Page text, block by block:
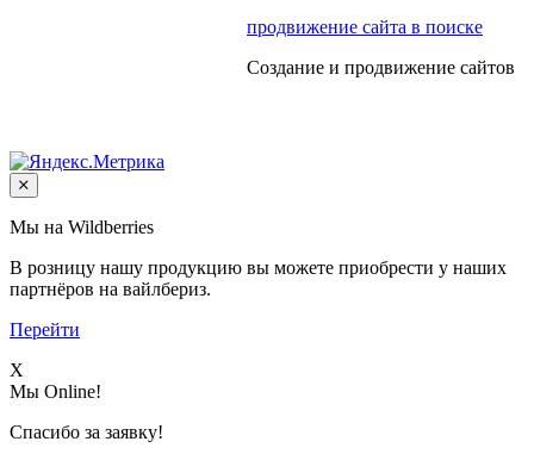
продвижение сайта в поиске
Создание и продвижение сайтов
Мы на Wildberries
В розницу нашу продукцию вы можете приобрести у наших
партнёров на вайлбериз.
Перейти
X
Мы Online!
Спасибо за заявку!